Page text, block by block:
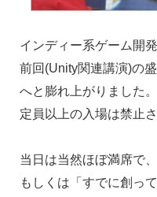
インディー系ゲーム開
前回(Unity関連講演)の
へと膨れ上がりました
定員以上の入場は禁止
当日は当然ほぼ満席で
もしくは「すでに創っ